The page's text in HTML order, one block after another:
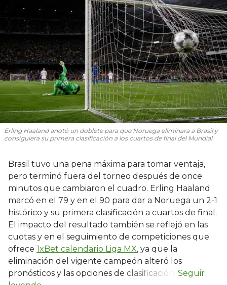
Erling Haaland anotó un doblete para que Noruega eliminara a Brasil y
consiguiera su primera clasificación a los cuartos de final del Mundial.
Brasil tuvo una pena máxima para tomar ventaja,
pero terminó fuera del torneo después de once
minutos que cambiaron el cuadro. Erling Haaland
marcó en el 79 y en el 90 para dar a Noruega un 2-1
histórico y su primera clasificación a cuartos de final.
El impacto del resultado también se reflejó en las
cuotas y en el seguimiento de competiciones que
ofrece 1xBet calendario Liga MX, ya que la
eliminación del vigente campeón alteró los
pronósticos y las opciones de clasificación.